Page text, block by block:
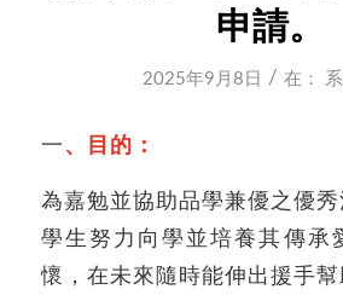
申請。
2025年9月8日 / 在：
一 、目的：
為嘉勉並協助品學兼優之優
學生努力向學並培養其傳承
懷，在未來隨時能伸出援手